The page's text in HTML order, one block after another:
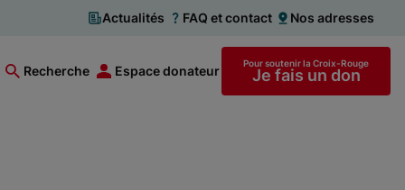
Actualités FAQ et contact Nos adresses
Recherche Espace donateur Pour soutenir la Croix-Rouge
Je fais un don